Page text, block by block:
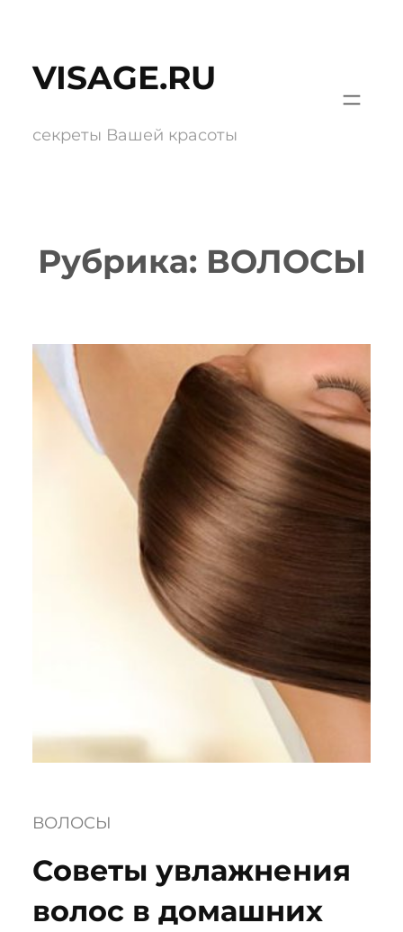
содержимому
VISAGE.RU
секреты Вашей красоты
Рубрика: ВОЛОСЫ
ВОЛОСЫ
Cоветы увлажнения
волос в домашних